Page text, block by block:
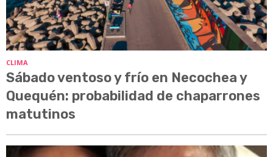
CLIMA
Sábado ventoso y frío en Necochea y
Quequén: probabilidad de chaparrones
matutinos